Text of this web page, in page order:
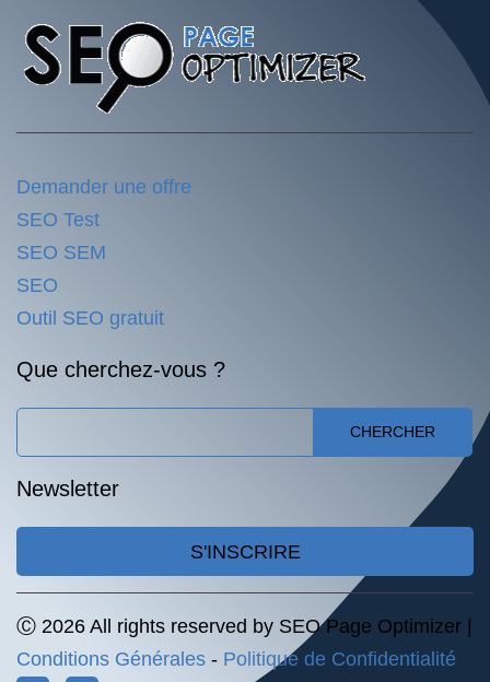
Demander une offre
SEO Test
SEO SEM
SEO
Outil SEO gratuit
Que cherchez-vous ?
CHERCHER
Newsletter
S'INSCRIRE
Ⓒ 2026 All rights reserved by SEO Page Optimizer |
Conditions Générales - Politique de Confidentialité